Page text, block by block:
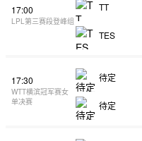
17:00
LPL第三赛段登峰组
TT
TES
17:30
WTT横滨冠军赛女
单决赛
待定
待定